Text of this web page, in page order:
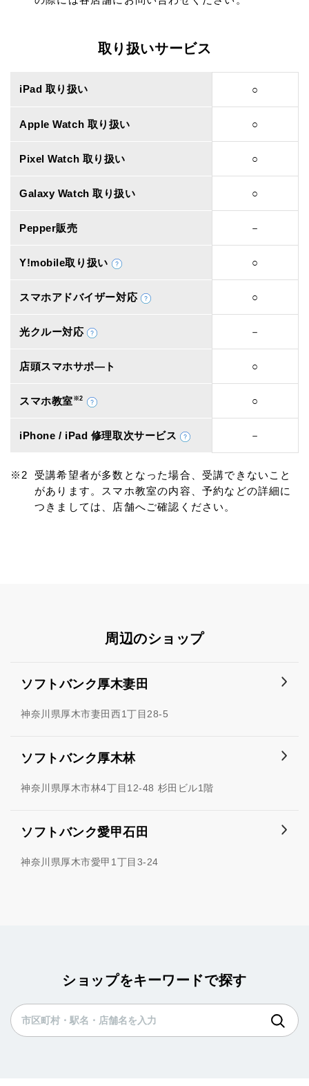
取り扱いサービス
iPad 取り扱い ○
Apple Watch 取り扱い ○
Pixel Watch 取り扱い ○
Galaxy Watch 取り扱い ○
Pepper販売 －
Y!mobile取り扱い ○
スマホアドバイザー対応 ○
光クルー対応 －
店頭スマホサポ―ト ○
スマホ教室 ※2 ○
iPhone / iPad 修理取次サービス －
受講希望者が多数となった場合、受講できないこと
があります。スマホ教室の内容、予約などの詳細に
つきましては、店舗へご確認ください。
周辺のショップ
ソフトバンク厚木妻田
神奈川県厚木市妻田西1丁目28-5
ソフトバンク厚木林
神奈川県厚木市林4丁目12-48 杉田ビル1階
ソフトバンク愛甲石田
神奈川県厚木市愛甲1丁目3-24
ショップをキーワードで探す